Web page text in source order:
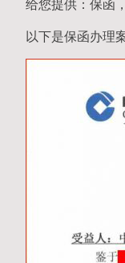
给您提供：保函
以下是保函办理